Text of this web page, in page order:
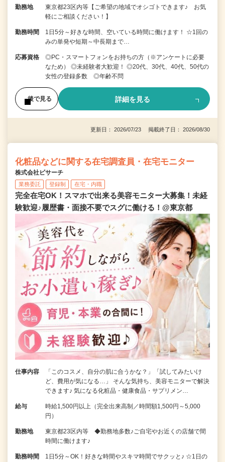
勤務地
東京都23区内等【ご希望の地域でオシゴトできます♪ お気
軽にご相談ください！】
勤務時間
1日5分～好きな時間、空いている時間に働けます！ ☆1回の
みの単発や短期～中長期まで…
応募資格
◎PC・スマートフォンをお持ちの方（※アンケートに必要
なため） ◎未経験者大歓迎！ ◎20代、30代、40代、50代の
女性の登録多数 ◎年齢不問
後で見る 詳細を見る
更新日： 2026/07/23 掲載終了日： 2026/08/30
化粧品などに関する在宅調査員・在宅モニター
株式会社ビサーチ
業務委託 登録制 在宅・内職
完全在宅OK！スマホで出来る美容モニター大募集！未経
験歓迎♪履歴書・面接不要でスグに働ける！@東京都
仕事内容
「このコスメ、自分の肌に合うかな？」「試してみたいけ
ど、費用が気になる…」 そんな気持ち、美容モニターで解決
できます♪ 気になる化粧品・健康食品・サプリメン…
給与
時給1,500円以上（完全出来高制／時間額1,500円～5,000
円）
勤務地
東京都23区内等 ◆勤務地多数♪ご自宅やお近くの店舗で間
時間に働けます♪
勤務時間
1日5分～OK！好きな時間やスキマ時間でサクッと♪ ☆1日の